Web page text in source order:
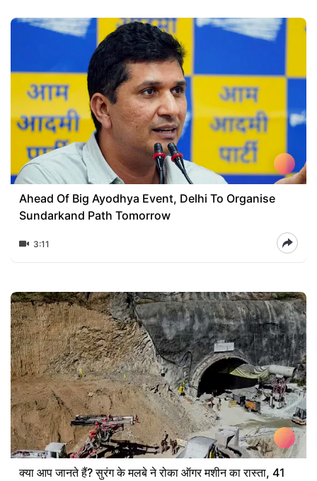
Ahead Of Big Ayodhya Event, Delhi To Organise
Sundarkand Path Tomorrow
3:11
क्या आप जानते हैं? सुरंग के मलबे ने रोका ऑगर मशीन का रास्ता, 41